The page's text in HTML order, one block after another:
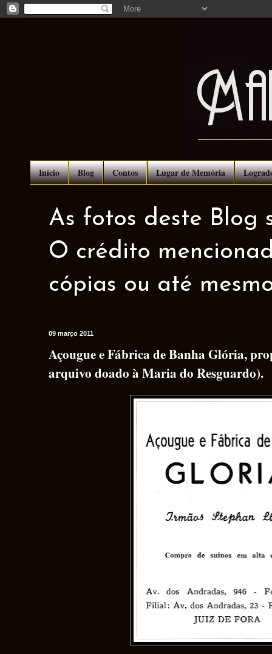
Início Blog Contos Lugar de Memória
As fotos deste Blog
O crédito
cópias ou até
09 março 2011
Açougue e Fábrica de Banha Glória,
arquivo doado à Maria do Resguardo).